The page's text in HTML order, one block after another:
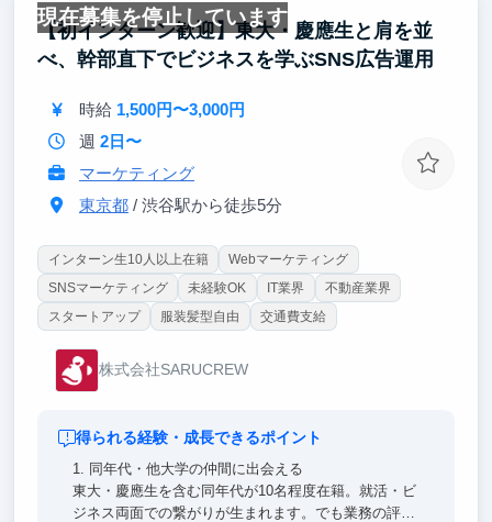
した実績として語れますし、成果物が残るのも強い。
こうした推進力と編集力は、コンサル、企画、マー
ケ、事業開発のどれでも再現性のある武器になりま
い。
現在募集を停止しています
【初インターン歓迎】東大・慶應生と肩を並
べ、幹部直下でビジネスを学ぶSNS広告運用
時給 1,500円〜3,000円
週 2日〜
マーケティング
東京都/ 渋谷駅から徒歩5分
インターン生10人以上在籍
Webマーケティング
SNSマーケティング
未経験OK IT業界
不動産業界
スタートアップ
服装髪型自由 交通費支給
株式会社SARUCREW
得られる経験・成長できるポイント
1. 同年代・他大学の仲間に出会える
東大・慶應生を含む同年代が10名程度在籍。就活・ビ
ジネス両面での繋がりが生まれます。でも業務の評価